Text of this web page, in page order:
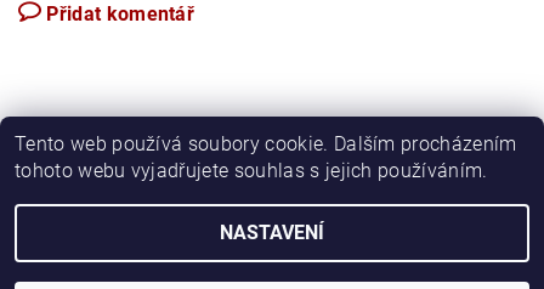
Přidat komentář
2026 © Požární ochrana Perspekta, všechna práva vyhrazena
Tento web používá soubory cookie. Dalším procházením
tohoto webu vyjadřujete souhlas s jejich používáním.
NASTAVENÍ